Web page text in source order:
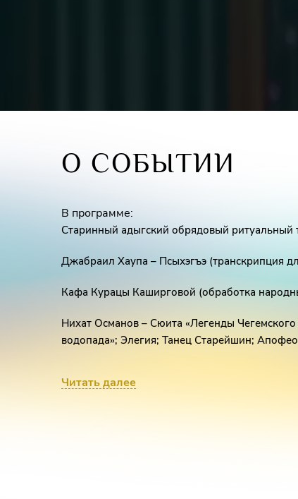
О СОБЫТИИ
В программе:
Старинный адыгский обрядовый ритуальный
Джабраил Хаупа – Псыхэгъэ (транскрипция
Кафа Курацы Каширговой (обработка
Нихат Османов – Сюита «Легенды Чегемского
водопада»; Элегия; Танец Старейшин;
Читать далее